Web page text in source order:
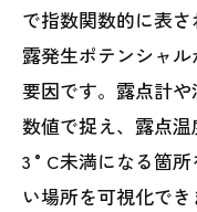
で指数関数的に表
露発生ポテンシャ
要因です。露点計
数値で捉え、露点
3 °C未満になる箇
い場所を可視化で